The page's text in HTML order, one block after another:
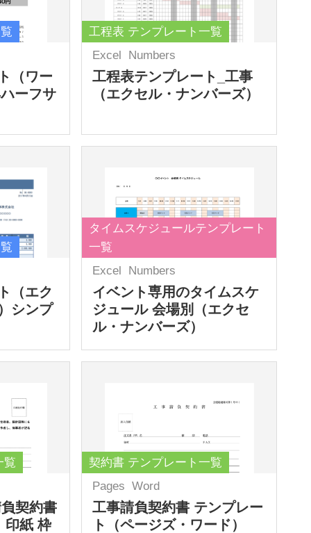
（ワー
ーフサ
工程表 テンプレート一覧
Excel
Numbers
工程表テンプレート_工事
（エクセル・ナンバーズ）
（エク
シンプ
タイムスケジュールテンプレート
一覧
Excel
Numbers
イベント専用のタイムスケ
ジュール 会場別（エクセ
ル・ナンバーズ）
覧
契約書
印紙 枠
契約書 テンプレート一覧
Pages Word
工事請負契約書 テンプレー
ト（ページズ・ワード）